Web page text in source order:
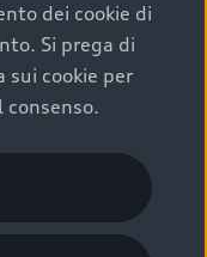
ufficiale
Audi Prima
prodotto che viene
e coperto da
tutela del tuo
dei cookie di
Si prega di
cookie per
consenso.